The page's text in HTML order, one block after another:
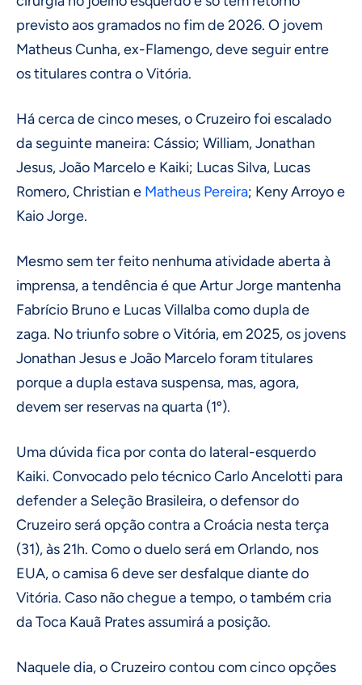
previsto aos gramados no fim de 2026. O jovem
Matheus Cunha, ex-Flamengo, deve seguir entre
os titulares contra o Vitória.
Há cerca de cinco meses, o Cruzeiro foi escalado
da seguinte maneira: Cássio; William, Jonathan
Jesus, João Marcelo e Kaiki; Lucas Silva, Lucas
Romero, Christian e Matheus Pereira; Keny Arroyo e
Kaio Jorge.
Mesmo sem ter feito nenhuma atividade aberta à
imprensa, a tendência é que Artur Jorge mantenha
Fabrício Bruno e Lucas Villalba como dupla de
zaga. No triunfo sobre o Vitória, em 2025, os jovens
Jonathan Jesus e João Marcelo foram titulares
porque a dupla estava suspensa, mas, agora,
devem ser reservas na quarta (1º).
Uma dúvida fica por conta do lateral-esquerdo
Kaiki. Convocado pelo técnico Carlo Ancelotti para
defender a Seleção Brasileira, o defensor do
Cruzeiro será opção contra a Croácia nesta terça
(31), às 21h. Como o duelo será em Orlando, nos
EUA, o camisa 6 deve ser desfalque diante do
Vitória. Caso não chegue a tempo, o também cria
da Toca Kauã Prates assumirá a posição.
Naquele dia, o Cruzeiro contou com cinco opções